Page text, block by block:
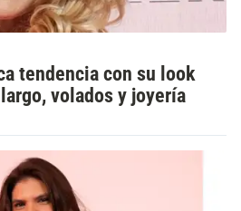
tendencia con su look
volados y joyería